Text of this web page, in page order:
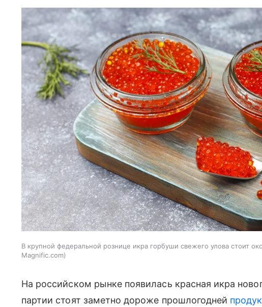
В крупной федеральной рознице икра горбуши свежего улова стоит
Magnific.com
На российском рынке появилась красная икра
партии стоят заметно дороже прошлогодней